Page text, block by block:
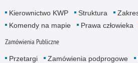
Kierownictwo KWP Struktura
Komendy na mapie
Prawa człowieka
Zamówienia Publiczne
Przetargi Zamówienia podprogowe